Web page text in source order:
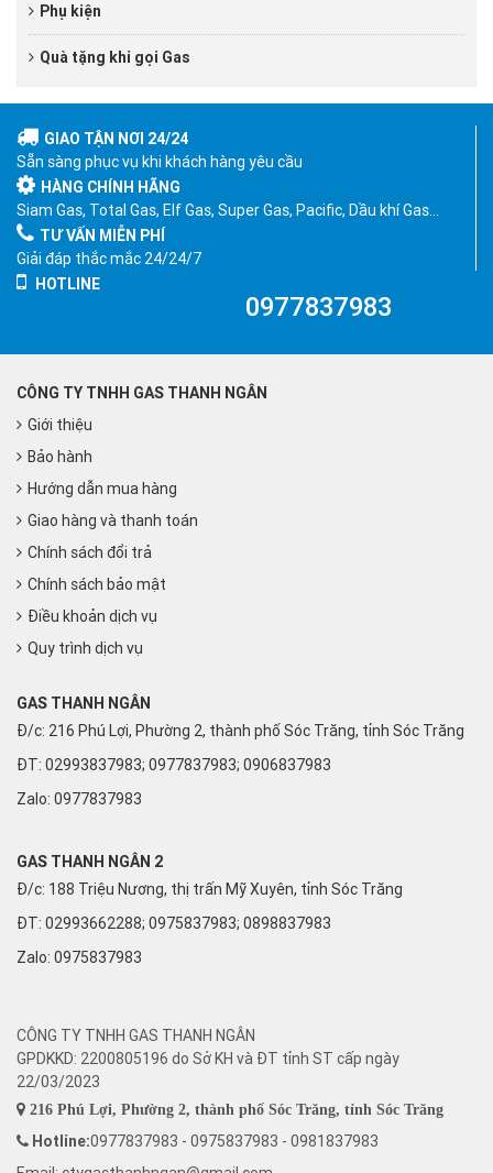
Phụ kiện
Quà tặng khi gọi Gas
GIAO TẬN NƠI 24/24
Sẵn sàng phục vụ khi khách hàng yêu cầu
HÀNG CHÍNH HÃNG
Siam Gas, Total Gas, Elf Gas, Super Gas, Pacific, Dầu khí Gas…
TƯ VẤN MIỄN PHÍ
Giải đáp thắc mắc 24/24/7
HOTLINE
0977837983
CÔNG TY TNHH GAS THANH NGÂN
Giới thiệu
Bảo hành
Hướng dẫn mua hàng
Giao hàng và thanh toán
Chính sách đổi trả
Chính sách bảo mật
Điều khoản dịch vụ
Quy trình dịch vụ
GAS THANH NGÂN
Đ/c: 216 Phú Lợi, Phường 2, thành phố Sóc Trăng, tỉnh Sóc Trăng
ĐT: 02993837983; 0977837983; 0906837983
Zalo: 0977837983
GAS THANH NGÂN 2
Đ/c: 188 Triệu Nương, thị trấn Mỹ Xuyên, tỉnh Sóc Trăng
ĐT: 02993662288; 0975837983; 0898837983
Zalo: 0975837983
CÔNG TY TNHH GAS THANH NGÂN
GPDKKD: 2200805196 do Sở KH và ĐT tỉnh ST cấp ngày
22/03/2023
216 Phú Lợi, Phường 2, thành phố Sóc Trăng, tỉnh Sóc Trăng
Hotline:0977837983 - 0975837983 - 0981837983